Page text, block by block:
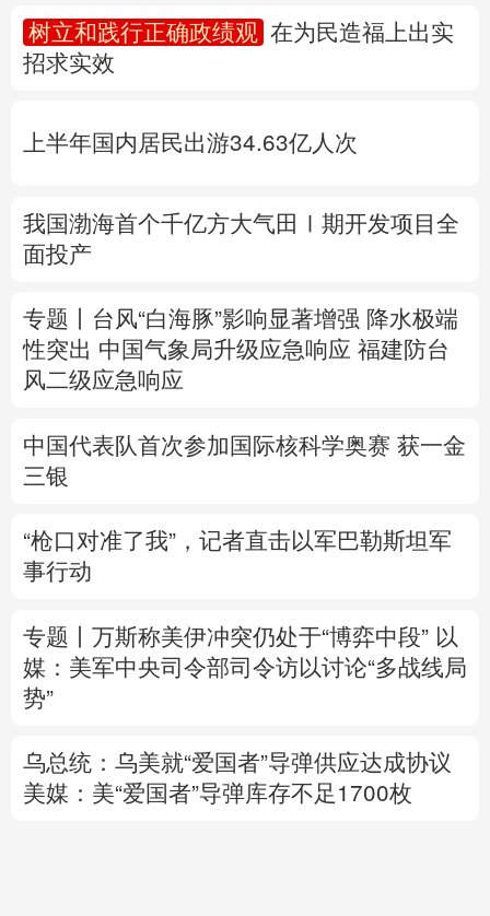
English Español Français عربى
Deutsch Português
树立和践行正确政绩观
在为民造福上出实
招求实效
上半年国内居民出游34.63亿人次
我国渤海首个千亿方大气田Ⅰ期开发项目全
面投产
专题丨 台风“白海豚”影响显著增强 降水极端
性突出 中国气象局升级应急响应 福建防台
风二级应急响应
中国代表队首次参加国际核科学奥赛 获一金
三银
“枪口对准了我”，记者直击以军巴勒斯坦军
事行动
专题丨 万斯称美伊冲突仍处于“博弈中段” 以
媒：美军中央司令部司令访以讨论“多战线局
势”
乌总统：乌美就“爱国者”导弹供应达成协议
美媒：美“爱国者”导弹库存不足1700枚